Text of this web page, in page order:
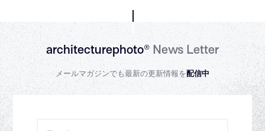
architecturephoto®News Letter
メールマガジンでも最新の更新情報を配信中